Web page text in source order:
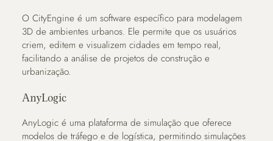
O CityEngine é um software específico para modelagem
3D de ambientes urbanos. Ele permite que os usuários
criem, editem e visualizem cidades em tempo real,
facilitando a análise de projetos de construção e
urbanização.
AnyLogic
AnyLogic é uma plataforma de simulação que oferece
modelos de tráfego e de logística, permitindo simulações